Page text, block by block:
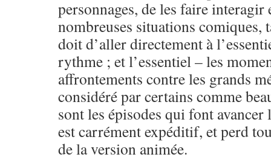
personnages, de les faire interagir
nombreuses situations comiques,
doit d’aller directement à
rythme ; et l’essentiel – les
affrontements contre les grands
considéré par certains comme
sont les épisodes qui font
est carrément expéditif, et perd
de la version animée.